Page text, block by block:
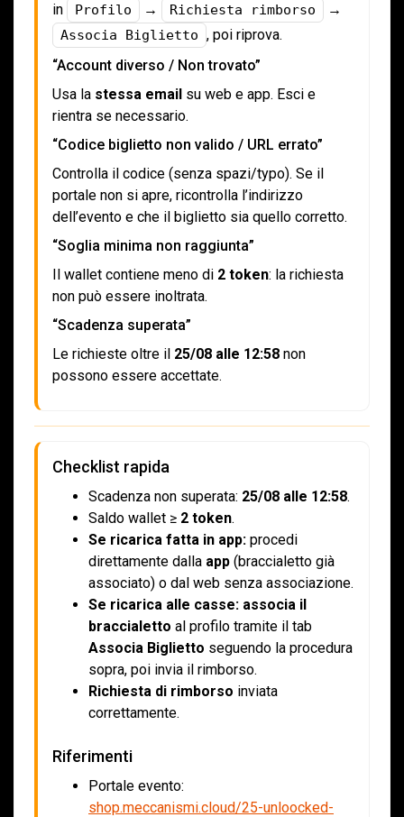
in
Profilo → Richiesta rimborso →
Associa Biglietto , poi riprova.
“Account diverso / Non trovato”
Usa la stessa email su web e app. Esci e
rientra se necessario.
“Codice biglietto non valido / URL errato”
Controlla il codice (senza spazi/typo). Se il
portale non si apre, ricontrolla l’indirizzo
dell’evento e che il biglietto sia quello corretto.
“Soglia minima non raggiunta”
Il wallet contiene meno di 2 token: la richiesta
non può essere inoltrata.
“Scadenza superata”
Le richieste oltre il 25/08 alle 12:58 non
possono essere accettate.
Checklist rapida
Scadenza non superata: 25/08 alle 12:58.
Saldo wallet ≥ 2 token.
Se ricarica fatta in app: procedi
direttamente dalla app (braccialetto già
associato) o dal web senza associazione.
Se ricarica alle casse: associa il
braccialetto al profilo tramite il tab
Associa Biglietto seguendo la procedura
sopra, poi invia il rimborso.
Richiesta di rimborso inviata
correttamente.
Riferimenti
Portale evento:
shop.meccanismi.cloud/25-unloocked-